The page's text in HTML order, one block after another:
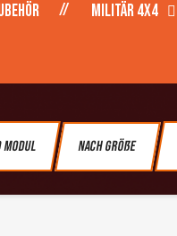
Militär 4X4
Modul Nach Größe